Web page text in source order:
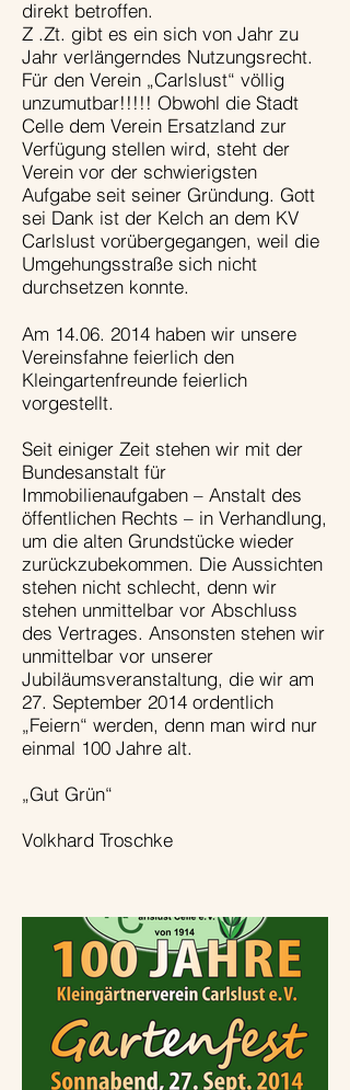
direkt betroffen.
Z .Zt. gibt es ein sich von Jahr zu
Jahr verlängerndes Nutzungsrecht.
Für den Verein „Carlslust“ völlig
unzumutbar!!!!! Obwohl die Stadt
Celle dem Verein Ersatzland zur
Verfügung stellen wird, steht der
Verein vor der schwierigsten
Aufgabe seit seiner Gründung. Gott
sei Dank ist der Kelch an dem KV
Carlslust vorübergegangen, weil die
Umgehungsstraße sich nicht
durchsetzen konnte.
Am 14.06. 2014 haben wir unsere
Vereinsfahne feierlich den
Kleingartenfreunde feierlich
vorgestellt.
Seit einiger Zeit stehen wir mit der
Bundesanstalt für
Immobilienaufgaben – Anstalt des
öffentlichen Rechts – in Verhandlung,
um die alten Grundstücke wieder
zurückzubekommen. Die Aussichten
stehen nicht schlecht, denn wir
stehen unmittelbar vor Abschluss
des Vertrages. Ansonsten stehen wir
unmittelbar vor unserer
Jubiläumsveranstaltung, die wir am
27. September 2014 ordentlich
„Feiern“ werden, denn man wird nur
einmal 100 Jahre alt.
„Gut Grün“
Volkhard Troschke